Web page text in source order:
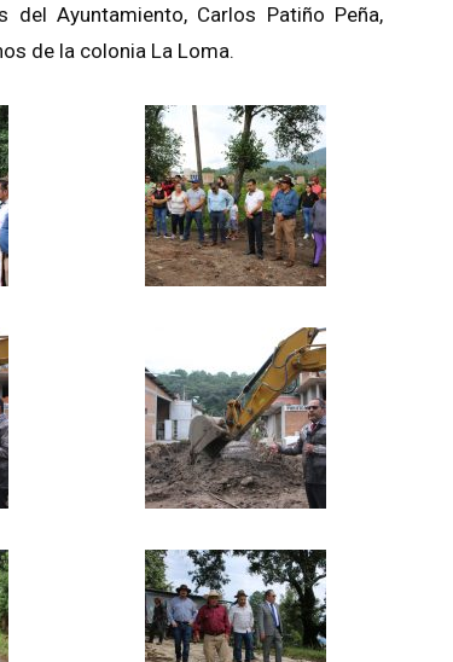
del Ayuntamiento, Carlos Patiño Peña,
de la colonia La Loma.